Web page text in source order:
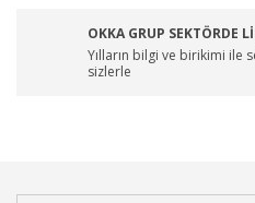
OKKA GRUP SEKTÖRDE
Yılların bilgi ve birikimi
sizlerle